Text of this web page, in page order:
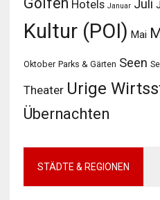
Hotels Januar Juli
Kultur (POI) Mai
Oktober Parks & Gärten Seen
Theater Urige
Übernachten
STÄDTE & REGIONEN